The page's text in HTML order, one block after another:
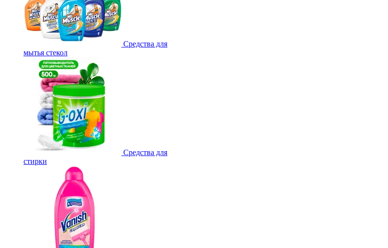
Средства для
мытья стекол
Средства для
стирки